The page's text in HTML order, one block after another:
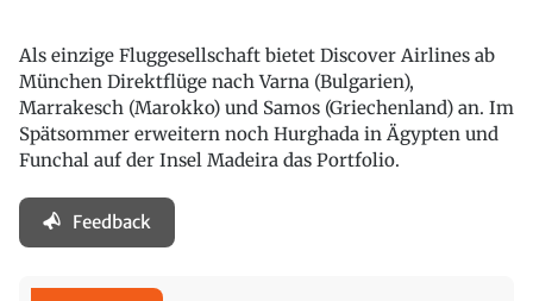
Als einzige Fluggesellschaft bietet Discover Airlines ab
München Direktflüge nach Varna (Bulgarien),
Marrakesch (Marokko) und Samos (Griechenland) an. Im
Spätsommer erweitern noch Hurghada in Ägypten und
Funchal auf der Insel Madeira das Portfolio.
Feedback